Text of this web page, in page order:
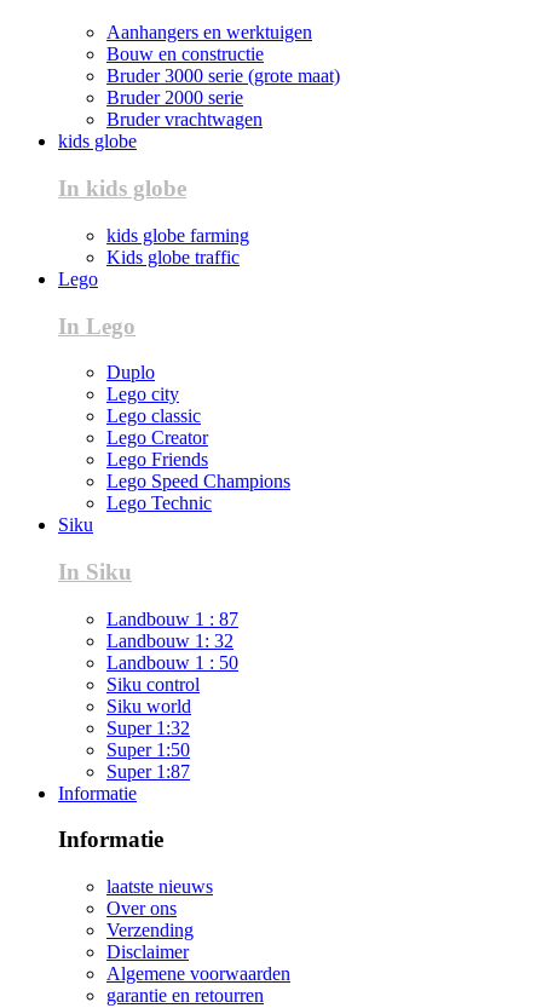
Aanhangers en werktuigen
Bouw en constructie
Bruder 3000 serie (grote maat)
Bruder 2000 serie
Bruder vrachtwagen
kids globe
In kids globe
kids globe farming
Kids globe traffic
Lego
In Lego
Duplo
Lego city
Lego classic
Lego Creator
Lego Friends
Lego Speed Champions
Lego Technic
Siku
In Siku
Landbouw 1 : 87
Landbouw 1: 32
Landbouw 1 : 50
Siku control
Siku world
Super 1:32
Super 1:50
Super 1:87
Informatie
Informatie
laatste nieuws
Over ons
Verzending
Disclaimer
Algemene voorwaarden
garantie en retourren